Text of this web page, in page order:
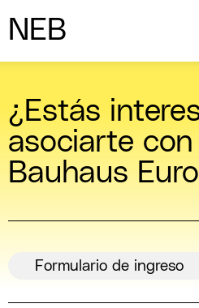
N ew
European
B
¿Estás
asociarte con
Bauhaus
Formulario de ingreso